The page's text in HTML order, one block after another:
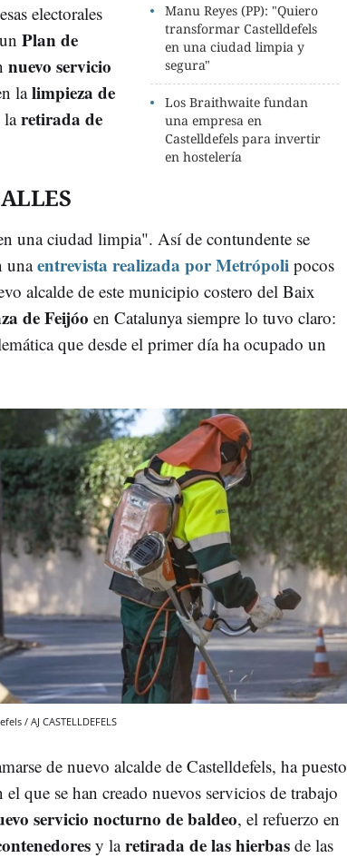
Manu Reyes (PP): "Quiero
transformar Castelldefels
en una ciudad limpia y
segura"
Los Braithwaite fundan
una empresa en
Castelldefels para invertir
en hostelería
electorales
Plan de
nuevo servicio
lalimpieza de
laretirada de
una ciudad limpia". Así de contundente se
unaentrevista realizada por Metrópoli pocos
alcalde de este municipio costero del Baix
de Feijóo en Catalunya siempre lo tuvo claro:
que desde el primer día ha ocupado un
/ AJ CASTELLDEFELS
de nuevo alcalde de Castelldefels, ha puesto
el que se han creado nuevos servicios de trabajo
servicio nocturno de baldeo, el refuerzo en
y laretirada de las hierbas de las